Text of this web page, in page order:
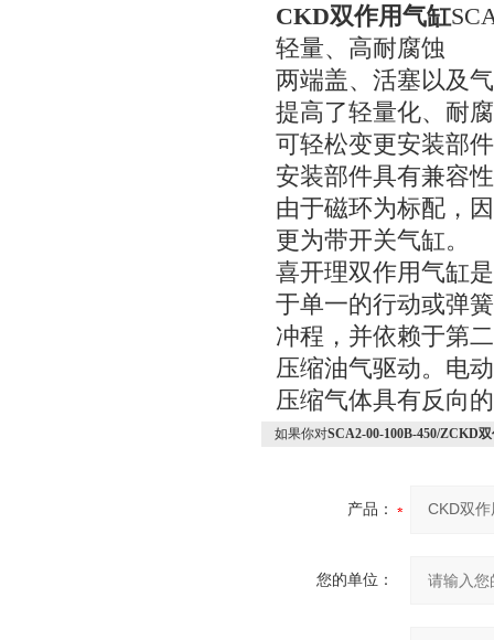
CKD双作用气缸
轻量、高耐腐蚀
两端盖、活塞以及
提高了轻量化、耐
可轻松变更安装部
安装部件具有兼容
由于磁环为标配，
更为带开关气缸。
喜开理双作用气缸
于单一的行动或弹
冲程，并依赖于第
压缩油气驱动。电
压缩气体具有反向
如果你对SCA2-00-100B-450/ZCKD
产品：
您的单位：